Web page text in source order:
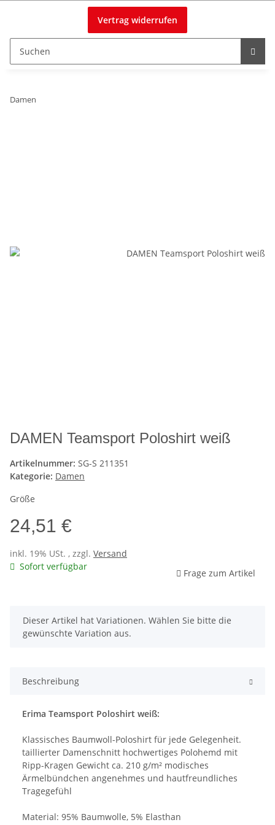
Vertrag widerrufen
Damen
DAMEN Teamsport Poloshirt weiß
Artikelnummer: SG-S 211351
Kategorie: Damen
Größe
24,51 €
inkl. 19% USt. , zzgl. Versand
Sofort verfügbar
Frage zum Artikel
x
Dieser Artikel hat Variationen. Wählen Sie bitte die
gewünschte Variation aus.
Beschreibung
Erima Teamsport Poloshirt weiß:
Klassisches Baumwoll-Poloshirt für jede Gelegenheit.
taillierter Damenschnitt hochwertiges Polohemd mit
Ripp-Kragen Gewicht ca. 210 g/m² modisches
Ärmelbündchen angenehmes und hautfreundliches
Tragegefühl
Material: 95% Baumwolle, 5% Elasthan